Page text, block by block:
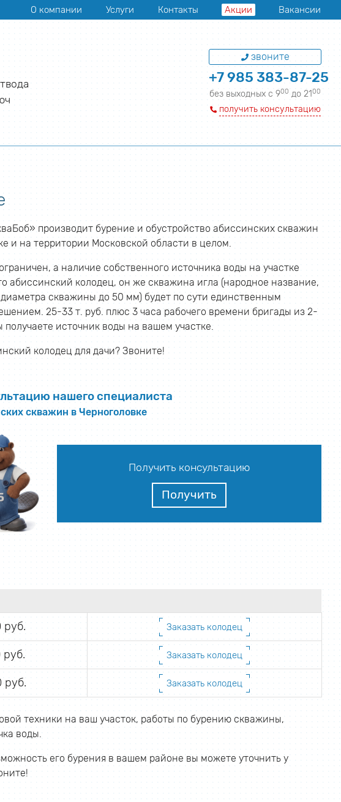
О компании Услуги Контакты Акции Вакансии
звоните
+7 985 383-87-25
без выходных с 900до 2100
получить консультацию
производит бурение и обустройство абиссинских скважин
и на территории Московской области в целом.
а наличие собственного источника воды на участке
абиссинский колодец, он же скважина игла (народное название,
скважины до 50 мм) будет по сути единственным
25-33 т. руб. плюс 3 часа рабочего времени бригады из 2-
получаете источник воды на вашем участке.
колодец для дачи? Звоните!
нашего специалиста
скважин в Черноголовке
Получить консультацию
Получить
руб. Заказать колодец
руб. Заказать колодец
руб. Заказать колодец
техники на ваш участок, работы по бурению скважины,
воды.
его бурения в вашем районе вы можете уточнить у